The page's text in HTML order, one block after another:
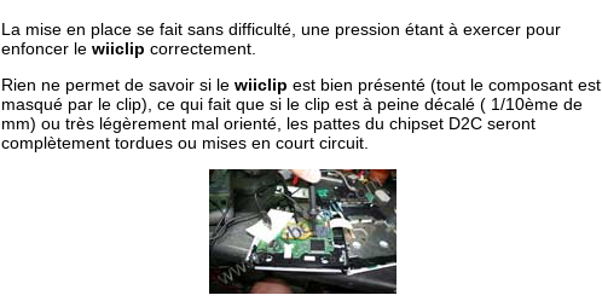
La mise en place se fait sans difficulté, une pression étant à exercer pour
enfoncer le wiiclip correctement.
Rien ne permet de savoir si le wiiclip est bien présenté (tout le composant est
masqué par le clip), ce qui fait que si le clip est à peine décalé ( 1/10ème de
mm) ou très légèrement mal orienté, les pattes du chipset D2C seront
complètement tordues ou mises en court circuit.